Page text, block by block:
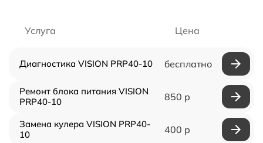
Услуга Цена
Диагностика VISION PRP40-10 бесплатно
Ремонт блока питания VISION
PRP40-10
850 р
Замена кулера VISION PRP40-
10
400 р